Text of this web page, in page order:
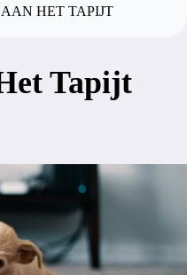
HET TAPIJT
Tapijt